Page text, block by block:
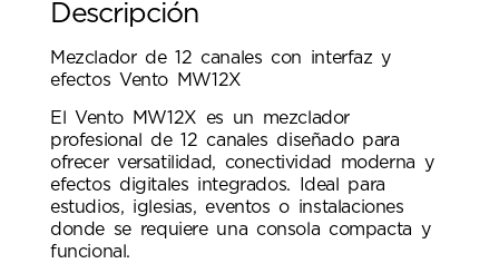
Descripción
Mezclador de 12 canales con interfaz y
efectos Vento MW12X
El Vento MW12X es un mezclador
profesional de 12 canales diseñado para
ofrecer versatilidad, conectividad moderna y
efectos digitales integrados. Ideal para
estudios, iglesias, eventos o instalaciones
donde se requiere una consola compacta y
funcional.